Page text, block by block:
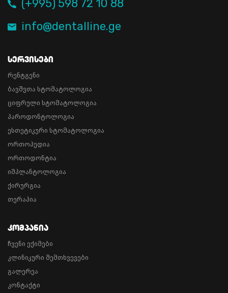
(+995) 598 72 10 88
info@dentalline.ge
Სერვისები
რენტგენი
ბავშვთა სტომატოლოგია
ციფრული სტომატოლოგია
პაროდონტოლოგია
ესთეტიკური სტომატოლოგია
ორთოპედია
ორთოდონტია
იმპლანტოლოგია
ქირურგია
თერაპია
Კომპანია
ჩვენი ექიმები
კლინიკური შემთხვევები
გალერეა
კონტაქტი